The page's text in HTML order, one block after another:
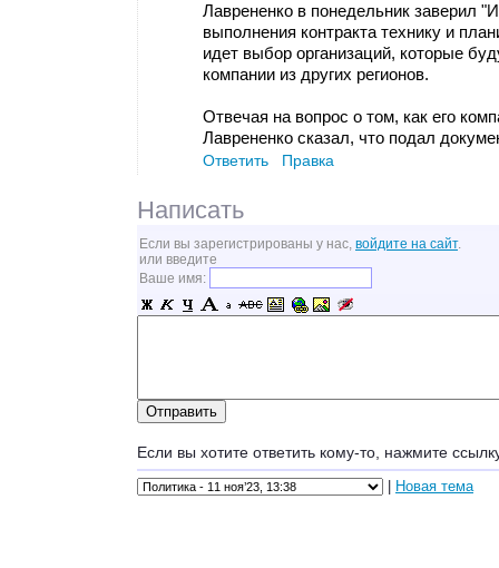
Лаврененко в понедельник заверил
выполнения контракта технику и
идет выбор организаций, которые
компании из других регионов.
Отвечая на вопрос о том, как его
Лаврененко сказал, что подал
Ответить Правка
Написать
Если вы зарегистрированы у нас, войдите на сайт.
или введите
Ваше имя:
Если вы хотите ответить кому-то, нажмите
Новая тема